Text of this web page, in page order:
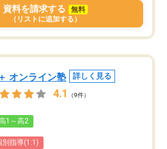
資料を請求する
無料
（リストに追加する）
オンライン塾 詳しく見る
4.1 （9件）
1～高2
別指導(1:1)